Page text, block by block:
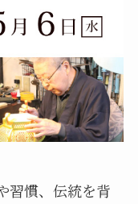
習慣、伝統を背